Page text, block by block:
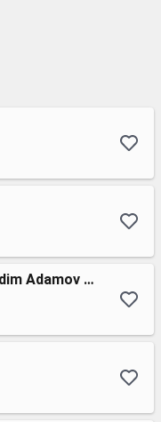
Посмотри в глаза (Vadim Adamov & Hardphol Remix)